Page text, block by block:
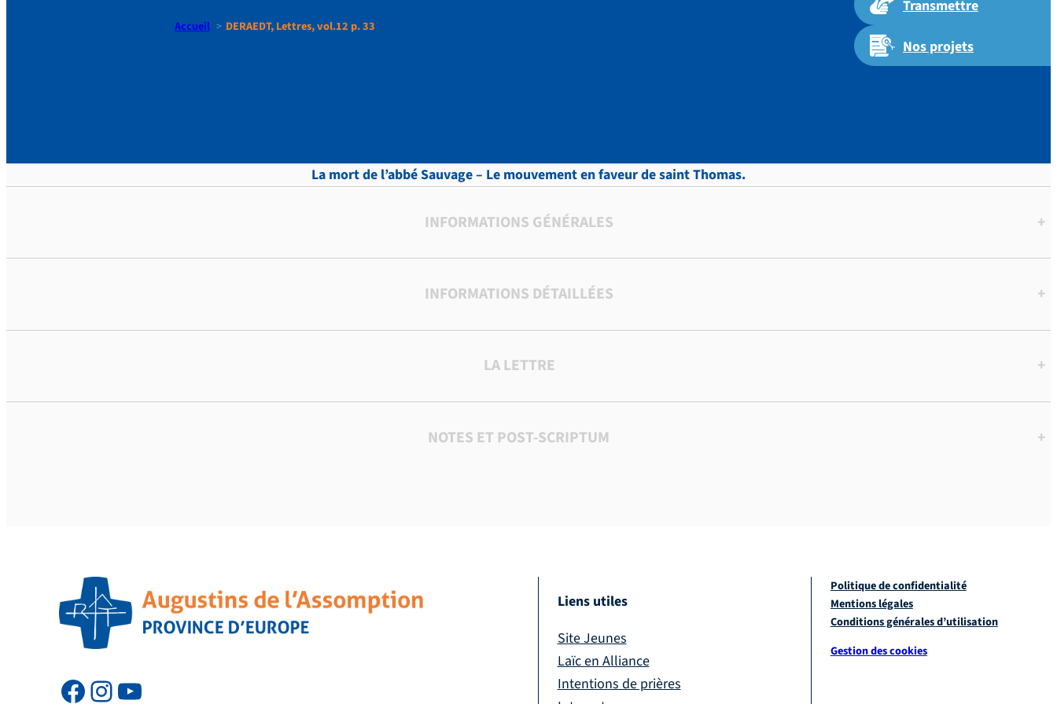
Transmettre
Nos projets
Accueil DERAEDT, Lettres, vol.12 p. 33
La mort de l’abbé Sauvage – Le mouvement en faveur de saint Thomas.
INFORMATIONS GÉNÉRALES +
INFORMATIONS DÉTAILLÉES +
LA LETTRE +
NOTES ET POST-SCRIPTUM +
Liens utiles
Site Jeunes
Laïc en Alliance
Intentions de prières
Politique de confidentialité
Mentions légales
Conditions générales d’utilisation
Gestion des cookies